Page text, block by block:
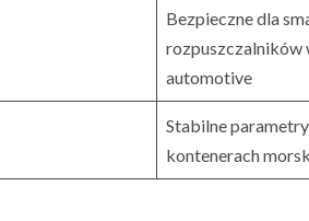
Bezpieczne dla
rozpuszczalników
automotive
Stabilne
kontenerach